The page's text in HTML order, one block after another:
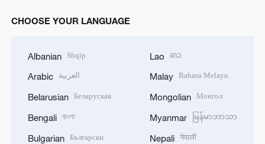
CHOOSE YOUR LANGUAGE
Albanian Shqip
Arabic العربية
Belarusian Беларуская
Bengali বাংলা
Bulgarian Български
Lao ລາວ
Malay Bahasa Melayu
Mongolian Монгол
Myanmar မြန်မာဘာသာ
Nepali नेपाली